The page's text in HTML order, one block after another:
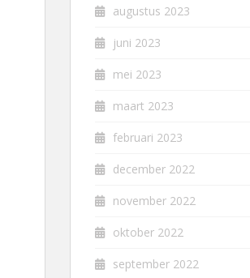
augustus 2023
juni 2023
mei 2023
maart 2023
februari 2023
december 2022
november 2022
oktober 2022
september 2022